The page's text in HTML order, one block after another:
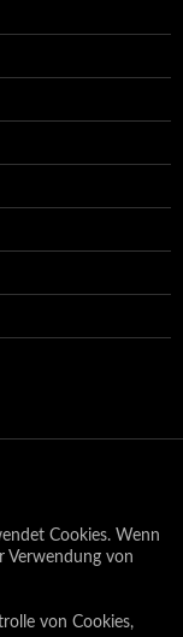
Cookies. Wenn
Verwendung von
von Cookies,